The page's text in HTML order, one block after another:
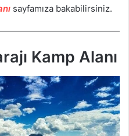
sayfamıza bakabilirsiniz.
Kamp Alanı